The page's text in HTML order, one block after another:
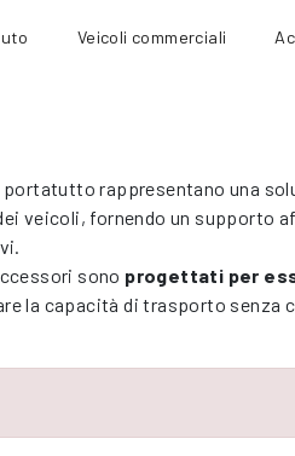
Veicoli commerciali
portatutto rappresentano una
veicoli, fornendo un supporto
sono progettati per
la capacità di trasporto